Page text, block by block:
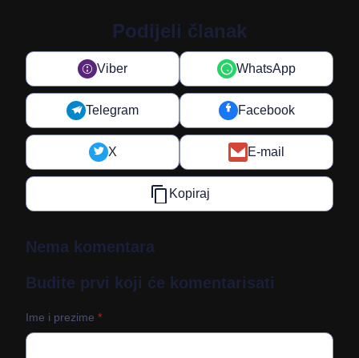
Podijeli članak
Viber WhatsApp
Telegram Facebook
X E-mail
Kopiraj
Nema komentara
Budite prvi koji će komentarisati
Ime i prezime *